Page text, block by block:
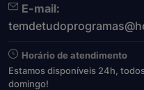
E-mail:
Horário de atendimento
Estamos disponíveis 24h,
domingo!